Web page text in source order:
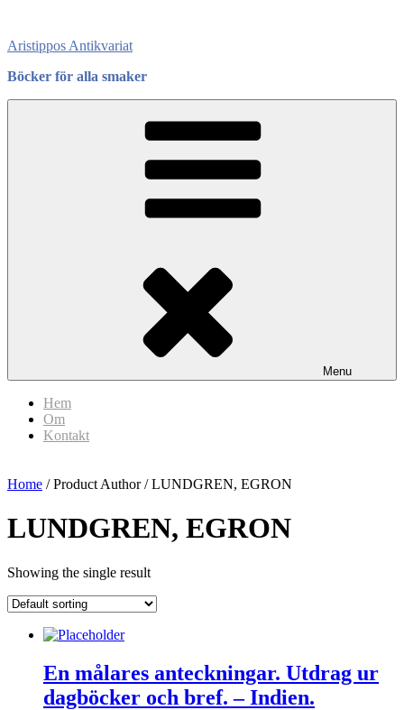
content
Aristippos Antikvariat
Böcker för alla smaker
Menu
Hem
Om
Kontakt
Home / Product Author / LUNDGREN, EGRON
LUNDGREN, EGRON
Showing the single result
En målares anteckningar. Utdrag ur
dagböcker och bref. – Indien.